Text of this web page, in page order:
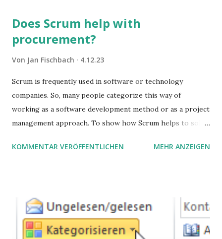
Does Scrum help with
procurement?
Von Jan Fischbach 4.12.23
Scrum is frequently used in software or technology
companies. So, many people categorize this way of
working as a software development method or as a project
management approach. To show how Scrum helps to solve
processes.
KOMMENTAR VERÖFFENTLICHEN MEHR ANZEIGEN